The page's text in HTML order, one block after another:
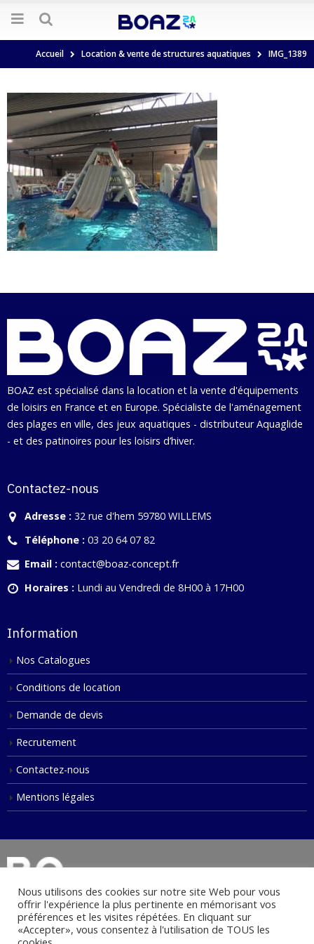
Accueil Location & vente de structures aquatiques IMG_1389
BOAZ est spécialisé dans la location et la vente d'équipements
de loisirs en France et en Europe. Spécialiste de l'aménagement
des plages en ville, des jeux aquatiques - distributeur Aquaglide
- et des patinoires pour les loisirs d’hiver.
Contactez-nous
Adresse : 32 rue d'hem 59780 WILLEMS
Téléphone : 03 20 64 07 82
Email : contact@boaz-concept.fr
Horaires : Lundi au Vendredi de 8H00 à 17H00
Information
Nos Catalogues
Conditions de location
Demande de devis
Recrutement
Contactez-nous
Mentions légales
© Copyright 2021. Tous droits réservés.
Nous utilisons des cookies sur notre site Web pour vous
offrir l'expérience la plus pertinente en mémorisant vos
préférences et les visites répétées. En cliquant sur
«Accepter», vous consentez à l'utilisation de TOUS les